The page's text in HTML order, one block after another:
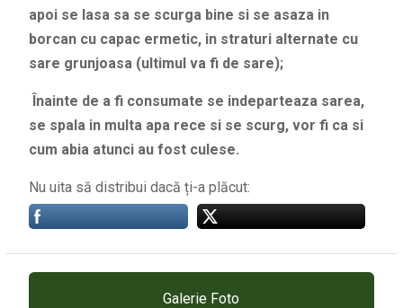
apoi se lasa sa se scurga bine si se asaza in
borcan cu capac ermetic, in straturi alternate cu
sare grunjoasa (ultimul va fi de sare);
Înainte de a fi consumate se indeparteaza sarea,
se spala in multa apa rece si se scurg, vor fi ca si
cum abia atunci au fost culese.
Nu uita să distribui dacă ți-a plăcut:
Galerie Foto